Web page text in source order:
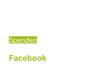
Spenden
Facebook